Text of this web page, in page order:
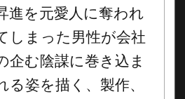
進を元愛人に奪われ
しまった男性が会社
企む陰謀に巻き込ま
る姿を描く、製作、